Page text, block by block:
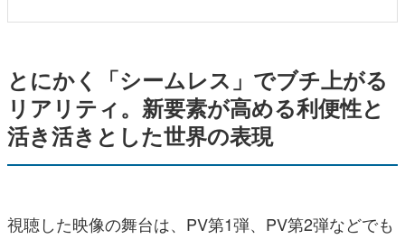
とにかく「シームレス」でブチ上がる
リアリティ。新要素が高める利便性と
活き活きとした世界の表現
視聴した映像の舞台は、PV第1弾、PV第2弾などでも